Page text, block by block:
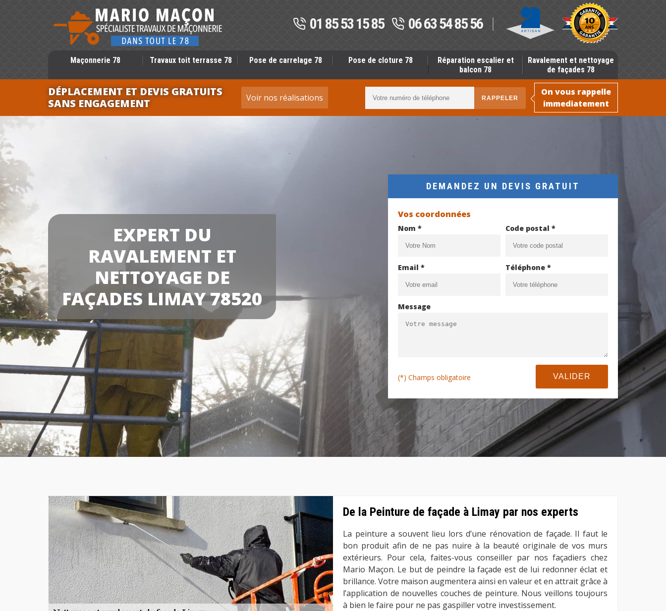
01 85 53 15 85 06 63 54 85 56
Maçonnerie 78 Travaux toit terrasse 78 Pose de carrelage 78 Pose de cloture 78
Réparation escalier et
balcon 78
Ravalement et nettoyage
de façades 78
DÉPLACEMENT ET DEVIS GRATUITS
SANS ENGAGEMENT
Voir nos réalisations
On vous rappelle
immediatement
EXPERT DU
RAVALEMENT ET
NETTOYAGE DE
FAÇADES LIMAY 78520
DEMANDEZ UN DEVIS GRATUIT
Vos coordonnées
Nom * Code postal *
Email * Téléphone *
Message
(*) Champs obligatoire
De la Peinture de façade à Limay par nos experts
La peinture a souvent lieu lors d’une rénovation de façade. Il faut le
bon produit afin de ne pas nuire à la beauté originale de vos murs
extérieurs. Pour cela, faites-vous conseiller par nos façadiers chez
Mario Maçon. Le but de peindre la façade est de lui redonner éclat et
brillance. Votre maison augmentera ainsi en valeur et en attrait grâce à
l’application de nouvelles couches de peinture. Nous veillons toujours
à bien le faire pour ne pas gaspiller votre investissement.